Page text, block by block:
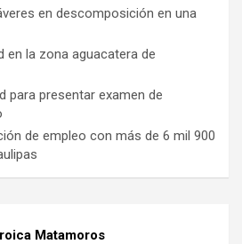
en descomposición en una
en la zona aguacatera de
para presentar examen de
de empleo con más de 6 mil 900
Matamoros